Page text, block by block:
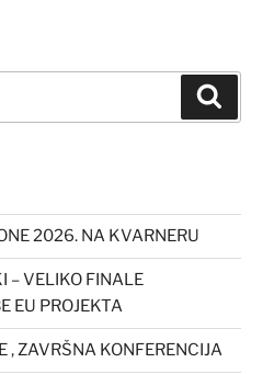
2026. NA KVARNERU
– VELIKO FINALE
EU PROJEKTA
, ZAVRŠNA KONFERENCIJA